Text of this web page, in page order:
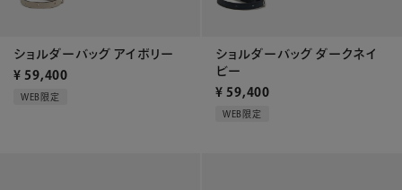
ショルダーバッグ アイボリー
¥ 59,400
WEB限定
ショルダーバッグ ダークネイ
ビー
¥ 59,400
WEB限定